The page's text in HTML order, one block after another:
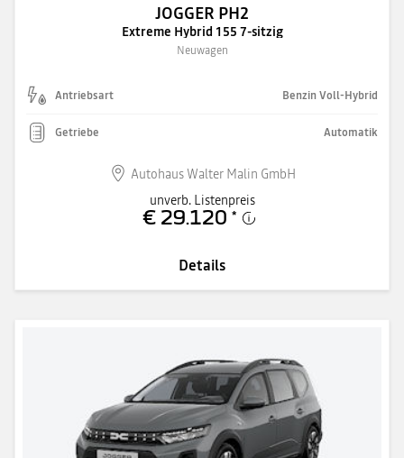
JOGGER PH2
Extreme Hybrid 155 7-sitzig
Neuwagen
Antriebsart Benzin Voll-Hybrid
Getriebe Automatik
Autohaus Walter Malin GmbH
unverb. Listenpreis
€ 29.120 *
Details